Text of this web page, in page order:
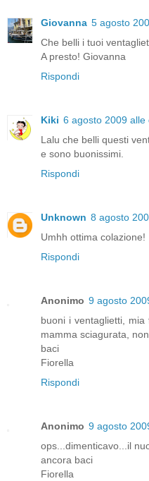
Giovanna 5 agosto
Che belli i tuoi
A presto! Giovanna
Rispondi
Kiki 6 agosto 2009 alle
Lalu che belli questi
e sono buonissimi.
Rispondi
Unknown 8 agosto
Umhh ottima colazione!
Rispondi
Anonimo 9 agosto
buoni i ventaglietti,
mamma sciagurata,
baci
Fiorella
Rispondi
Anonimo 9 agosto
ops...dimenticavo...il
ancora baci
Fiorella